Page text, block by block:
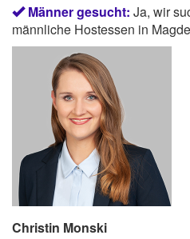
Männer gesucht: Ja, wir
männliche Hostessen in
Christin Monski